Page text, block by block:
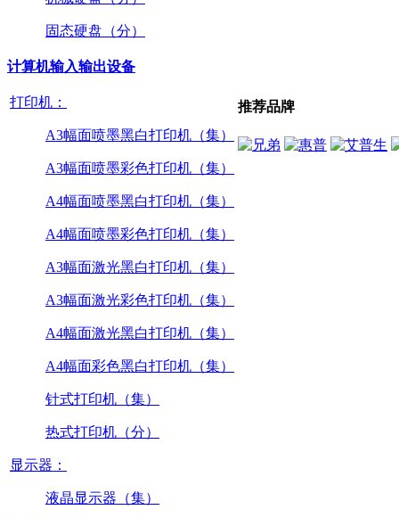
固态硬盘（分）
计算机输入输出设备
打印机：
A3幅面喷墨黑白打印机（集）
A3幅面喷墨彩色打印机（集）
A4幅面喷墨黑白打印机（集）
A4幅面喷墨彩色打印机（集）
A3幅面激光黑白打印机（集）
A3幅面激光彩色打印机（集）
A4幅面激光黑白打印机（集）
A4幅面彩色黑白打印机（集）
针式打印机（集）
热式打印机（分）
显示器：
液晶显示器（集）
推荐品牌